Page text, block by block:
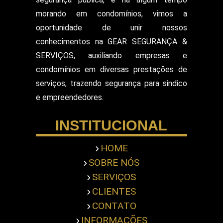
Segurança Particular Armado
Segurança Patrimonial E Monitoramento
Segurança Patrimonial em Hospitais
Segurança Patrimonial Eventos
Serviço de Escolta Armada
Empresa de Segurança em Mercado
Empresa de Segurança em Shopping Center
Serviço de Ronda com Viatura
Serviços de Portaria
Servicos Gerais Portaria
Serviços Terceirizado Portaria
Empresa de Segurança Pessoal
Terceirização de Atendimento
Terceirização de Limpeza Predial
morando em condomínios, vimos a
oportunidade de unir nossos
conhecimentos na GEAR SEGURANÇA &
SERVIÇOS, auxiliando empresas e
condomínios em diversas prestações de
serviços, trazendo segurança para sindico
e empreendedores.
INSTITUCIONAL
HOME
SOBRE NÓS
SERVIÇOS
CLIENTES
CONTATO
INFORMAÇÕES